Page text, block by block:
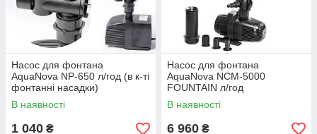
Насос для фонтана
AquaNova NP-650 л/год (в к-ті
фонтанні насадки)
В наявності
1 040 ₴
Насос для фонтана
AquaNova NCM-5000
FOUNTAIN л/год
В наявності
6 960 ₴